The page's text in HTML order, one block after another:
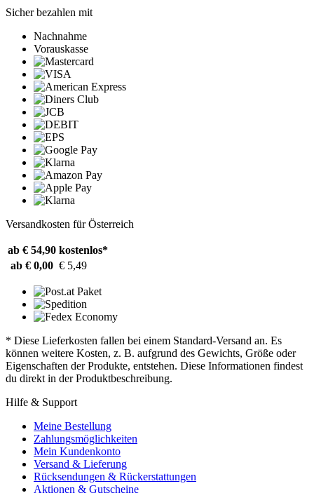
Sicher bezahlen mit
Nachnahme
Vorauskasse
Versandkosten für Österreich
ab € 54,90 kostenlos*
ab € 0,00 € 5,49
* Diese Lieferkosten fallen bei einem Standard-Versand an. Es
können weitere Kosten, z. B. aufgrund des Gewichts, Größe oder
Eigenschaften der Produkte, entstehen. Diese Informationen findest
du direkt in der Produktbeschreibung.
Hilfe & Support
Meine Bestellung
Zahlungsmöglichkeiten
Mein Kundenkonto
Versand & Lieferung
Rücksendungen & Rückerstattungen
Aktionen & Gutscheine